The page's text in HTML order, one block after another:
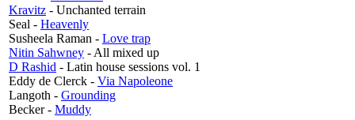
Kravitz - Unchanted terrain
Seal - Heavenly
Susheela Raman - Love trap
Nitin Sahwney - All mixed up
D Rashid - Latin house sessions vol. 1
Eddy de Clerck - Via Napoleone
Langoth - Grounding
Becker - Muddy